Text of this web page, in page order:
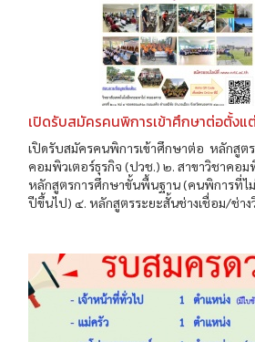
เปิดรับสมัครคนพิการเข้าศึกษาต่อตั้งแ
เปิดรับสมัครคนพิการเข้าศึกษาต่อ หลักสูต
คอมพิวเตอร์ธุรกิจ (ปวช.) ๒. สาขาวิชาคอม
หลักสูตรการศึกษาขั้นพื้นฐาน (คนพิการที่ไ
ปีขึ้นไป) ๔. หลักสูตรระยะสั้นช่างเชื่อม/ช่าง